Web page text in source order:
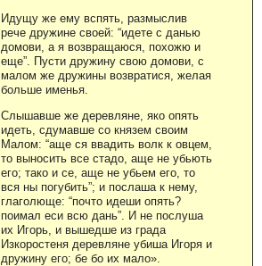
Идущу же ему вспять, размыслив
рече дружине своей: “идете с данью
домови, а я возвращаюся, похожю и
еще”. Пусти дружину свою домови, с
малом же дружины возвратися, желая
больше именья.
Слышавше же деревляне, яко опять
идеть, сдумавше со князем своим
Малом: “аще ся ввадить волк к овцем,
то выносить все стадо, аще не убьють
его; тако и се, аще не убьем его, то
вся ны погубить”; и послаша к нему,
глаголюще: “почто идеши опять?
поимал еси всю дань”. И не послуша
их Игорь, и вышедше из града
Изкоростеня деревляне убиша Игоря и
дружину его; бе бо их мало».